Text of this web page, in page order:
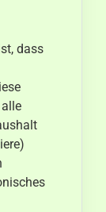
dass